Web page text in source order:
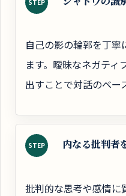
STEP
自己の影の輪郭を丁寧
ます。曖昧なネガティ
出すことで対話のベー
STEP 内なる批判者
批判的な思考や感情に